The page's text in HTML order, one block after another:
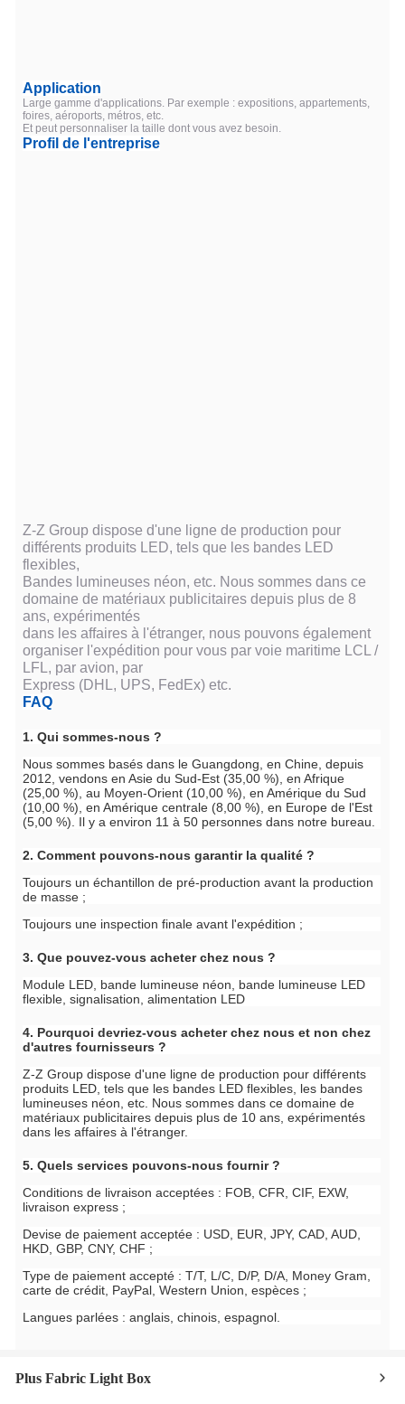
Application
Large gamme d'applications. Par exemple : expositions, appartements,
foires, aéroports, métros, etc.
Et peut personnaliser la taille dont vous avez besoin.
Profil de l'entreprise
Z-Z Group dispose d'une ligne de production pour
différents produits LED, tels que les bandes LED
flexibles,
Bandes lumineuses néon, etc. Nous sommes dans ce
domaine de matériaux publicitaires depuis plus de 8
ans, expérimentés
dans les affaires à l'étranger, nous pouvons également
organiser l'expédition pour vous par voie maritime LCL /
LFL, par avion, par
Express (DHL, UPS, FedEx) etc.
FAQ
1. Qui sommes-nous ?
Nous sommes basés dans le Guangdong, en Chine, depuis
2012, vendons en Asie du Sud-Est (35,00 %), en Afrique
(25,00 %), au Moyen-Orient (10,00 %), en Amérique du Sud
(10,00 %), en Amérique centrale (8,00 %), en Europe de l'Est
(5,00 %). Il y a environ 11 à 50 personnes dans notre bureau.
2. Comment pouvons-nous garantir la qualité ?
Toujours un échantillon de pré-production avant la production
de masse ;
Toujours une inspection finale avant l'expédition ;
3. Que pouvez-vous acheter chez nous ?
Module LED, bande lumineuse néon, bande lumineuse LED
flexible, signalisation, alimentation LED
4. Pourquoi devriez-vous acheter chez nous et non chez
d'autres fournisseurs ?
Z-Z Group dispose d'une ligne de production pour différents
produits LED, tels que les bandes LED flexibles, les bandes
lumineuses néon, etc. Nous sommes dans ce domaine de
matériaux publicitaires depuis plus de 10 ans, expérimentés
dans les affaires à l'étranger.
5. Quels services pouvons-nous fournir ?
Conditions de livraison acceptées : FOB, CFR, CIF, EXW,
livraison express ;
Devise de paiement acceptée : USD, EUR, JPY, CAD, AUD,
HKD, GBP, CNY, CHF ;
Type de paiement accepté : T/T, L/C, D/P, D/A, Money Gram,
carte de crédit, PayPal, Western Union, espèces ;
Langues parlées : anglais, chinois, espagnol.
Plus Fabric Light Box